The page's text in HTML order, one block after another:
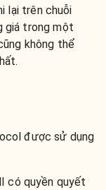
lại trên chuỗi
giá trong một
không thể
được sử dụng
có quyền quyết